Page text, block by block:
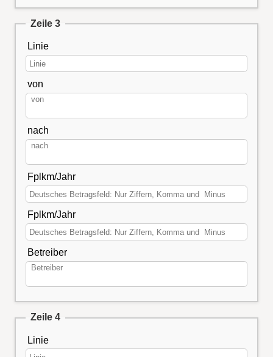
Zeile 3
Linie
von
nach
Fplkm/Jahr
Fplkm/Jahr
Betreiber
Zeile 4
Linie